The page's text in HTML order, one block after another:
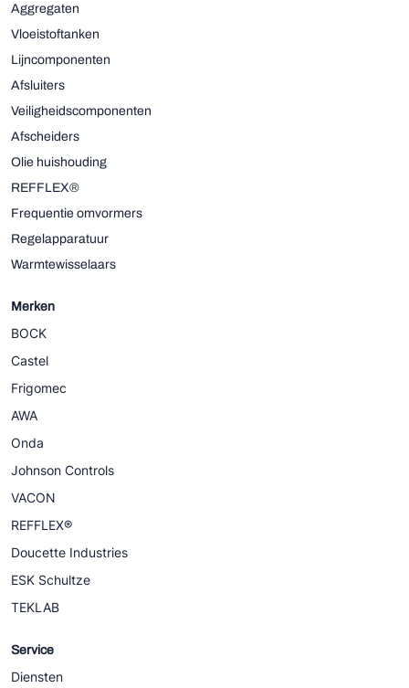
Aggregaten
Vloeistoftanken
Lijncomponenten
Afsluiters
Veiligheidscomponenten
Afscheiders
Olie huishouding
REFFLEX®
Frequentie omvormers
Regelapparatuur
Warmtewisselaars
Merken
BOCK
Castel
Frigomec
AWA
Onda
Johnson Controls
VACON
REFFLEX®
Doucette Industries
ESK Schultze
TEKLAB
Service
Diensten